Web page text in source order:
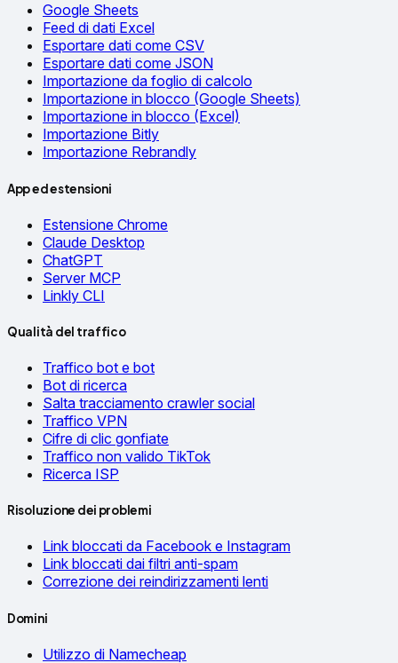
Google Sheets
Feed di dati Excel
Esportare dati come CSV
Esportare dati come JSON
Importazione da foglio di calcolo
Importazione in blocco (Google Sheets)
Importazione in blocco (Excel)
Importazione Bitly
Importazione Rebrandly
App ed estensioni
Estensione Chrome
Claude Desktop
ChatGPT
Server MCP
Linkly CLI
Qualità del traffico
Traffico bot e bot
Bot di ricerca
Salta tracciamento crawler social
Traffico VPN
Cifre di clic gonfiate
Traffico non valido TikTok
Ricerca ISP
Risoluzione dei problemi
Link bloccati da Facebook e Instagram
Link bloccati dai filtri anti-spam
Correzione dei reindirizzamenti lenti
Domini
Utilizzo di Namecheap